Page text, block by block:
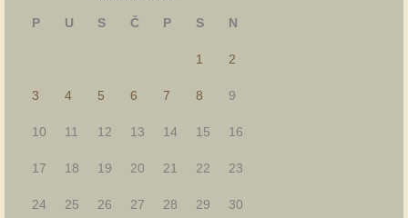
P
U S Č P S N
1 2
3 4 5 6 7 8 9
10 11 12 13 14 15 16
17 18 19 20 21 22 23
24 25 26 27 28 29 30